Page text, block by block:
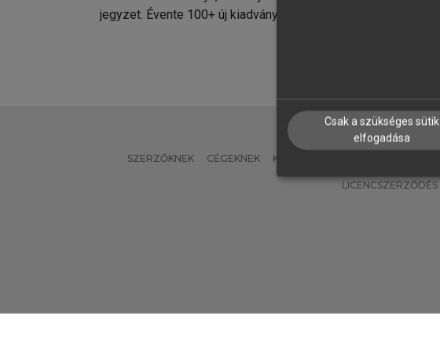
jegyzet. Évente 100+ új kiadvány.
SZERZŐKNEK CÉGEKNEK KÖNYVTÁROSOKNAK
LICENCSZERZŐDÉS
Csak a szükséges sütik
elfogadása